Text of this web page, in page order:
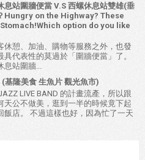
息站圍牆便當 V.S 西螺休息站雙雄(垂
Hungry on the Highway? These
option do you like
憩、加油、購物等服務之外，也發
代表性的莫過於「圍牆便當」了。
息站圍牆...
基隆美食 生魚片 觀光魚市)
LIVE BAND 的計畫流產，所以跟
公不做美，逛到一半的時候竟下起
店。 不過這樣也好，因為忙了一天